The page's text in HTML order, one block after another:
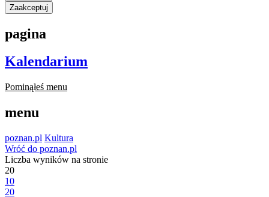
Zaakceptuj
pagina
Kalendarium
Pominąłeś menu
menu
poznan.pl Kultura
Wróć do poznan.pl
Liczba wyników na stronie
20
10
20